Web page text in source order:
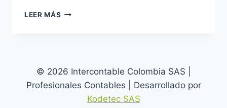
LEER MÁS PLAZOS
EXÓGENA
2025
© 2026 Intercontable Colombia SAS |
Profesionales Contables | Desarrollado por
Kodetec SAS